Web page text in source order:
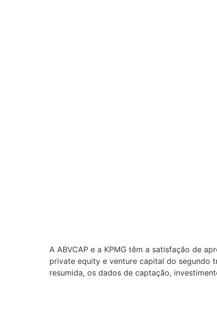
A ABVCAP e a KPMG têm a satisfação de
private equity e venture capital do segundo
resumida, os dados de captação,